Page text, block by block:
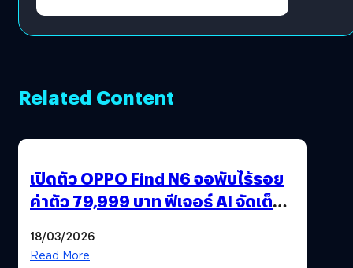
Related Content
เปิดตัว OPPO Find N6 จอพับไร้รอย
ค่าตัว 79,999 บาท ฟีเจอร์ AI จัดเต็ม
18/03/2026
Read More